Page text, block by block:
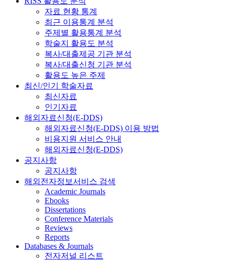
자료 현황 통계
최근 이용통계 분석
주제별 활용통계 분석
학술지 활용도 분석
복사/대출제공 기관 분석
복사/대출신청 기관 분석
활용도 높은 주제
최신/인기 학술자료
최신자료
인기자료
해외자료신청(E-DDS)
해외자료신청(E-DDS) 이용 방법
비용지원 서비스 안내
해외자료신청(E-DDS)
공지사항
공지사항
해외전자정보서비스 검색
Academic Journals
Ebooks
Dissertations
Conference Materials
Reviews
Reports
Databases & Journals
전자저널 리스트